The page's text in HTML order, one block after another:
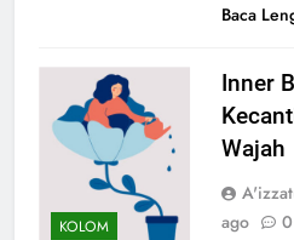
Baca
KOLOM
Inner
Wajah
ago
0